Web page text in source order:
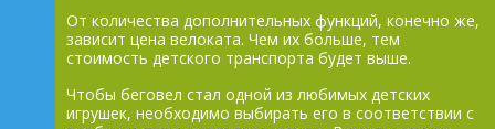
От количества дополнительных функций, конечно же,
зависит цена велоката. Чем их больше, тем
стоимость детского транспорта будет выше.
Чтобы беговел стал одной из любимых детских
игрушек, необходимо выбирать его в соответствии с